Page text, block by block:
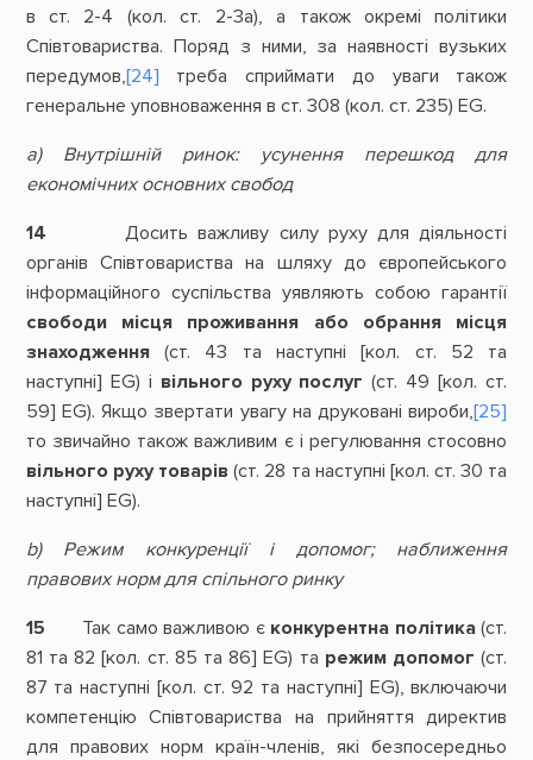
в ст. 2-4 (кол. ст. 2-3а), а також окремі політики
Співтовариства. Поряд з ними, за наявності вузьких
передумов,[24] треба сприймати до уваги також
генеральне уповноваження в ст. 308 (кол. ст. 235) EG.
а) Внутрішній ринок: усунення перешкод для
економічних основних свобод
14 Досить важливу силу руху для діяльності
органів Співтовариства на шляху до європейського
інформаційного суспільства уявляють собою гарантії
свободи місця проживання або обрання місця
знаходження (ст. 43 та наступні [кол. ст. 52 та
наступні] EG) і вільного руху послуг(ст. 49 [кол. ст.
59] EG). Якщо звертати увагу на друковані вироби,[25]
то звичайно також важливим є і регулювання стосовно
вільного руху товарів (ст. 28 та наступні [кол. ст. 30 та
наступні] EG).
b) Режим конкуренції і допомог; наближення
правових норм для спільного ринку
15 Так само важливою є конкурентна політика(ст.
81 та 82 [кол. ст. 85 та 86] EG) та режим допомог (ст.
87 та наступні [кол. ст. 92 та наступні] EG), включаючи
компетенцію Співтовариства на прийняття директив
для правових норм країн-членів, які безпосередньо